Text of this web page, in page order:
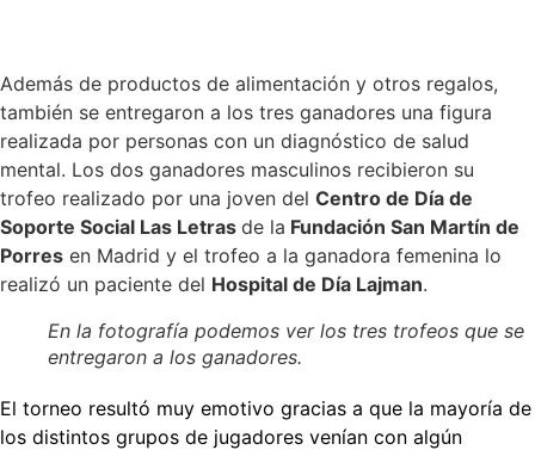
Además de productos de alimentación y otros regalos,
también se entregaron a los tres ganadores una figura
realizada por personas con un diagnóstico de salud
mental. Los dos ganadores masculinos recibieron su
trofeo realizado por una joven del Centro de Día de
Soporte Social Las Letras de la Fundación San Martín de
Porres en Madrid y el trofeo a la ganadora femenina lo
realizó un paciente del Hospital de Día Lajman.
En la fotografía podemos ver los tres trofeos que se
entregaron a los ganadores.
El torneo resultó muy emotivo gracias a que la mayoría de
los distintos grupos de jugadores venían con algún